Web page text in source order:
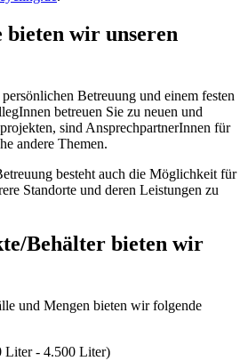
bieten wir unseren
Betreuung und einem festen
betreuen Sie zu neuen und
sind AnsprechpartnerInnen für
andere Themen.
besteht auch die Möglichkeit für
Standorte und deren Leistungen zu
Behälter bieten wir
und Mengen bieten wir folgende
Liter - 4.500 Liter)